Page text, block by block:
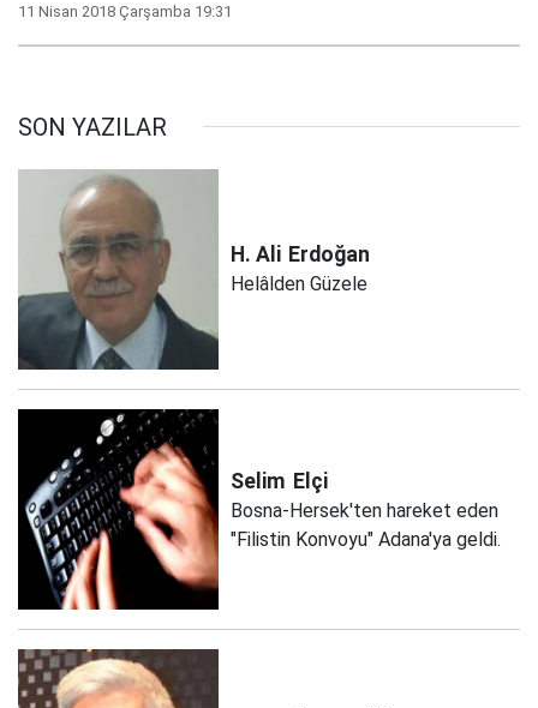
11 Nisan 2018 Çarşamba 19:31
SON YAZILAR
H. Ali Erdoğan
Helâlden Güzele
Selim Elçi
Bosna-Hersek'ten hareket eden
"Filistin Konvoyu" Adana'ya geldi.